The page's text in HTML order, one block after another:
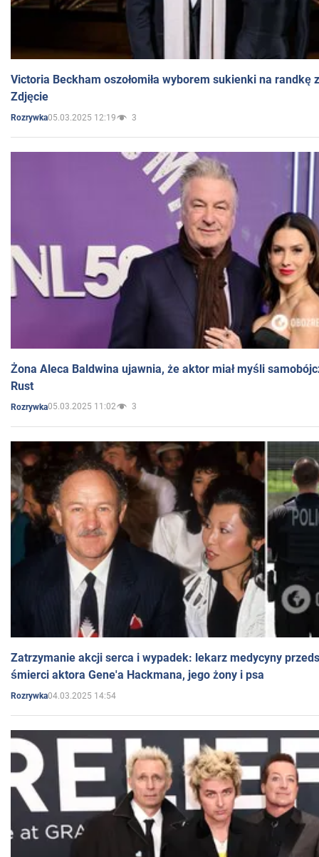
Victoria Beckham oszołomiła wyborem sukienki na randkę
Zdjęcie
Rozrywka05.03.2025 12:19 3
Żona Aleca Baldwina ujawnia, że aktor miał myśli
Rust
Rozrywka05.03.2025 11:02 3
Zatrzymanie akcji serca i wypadek: lekarz medycyny
śmierci aktora Gene'a Hackmana, jego żony i psa
Rozrywka04.03.2025 14:54